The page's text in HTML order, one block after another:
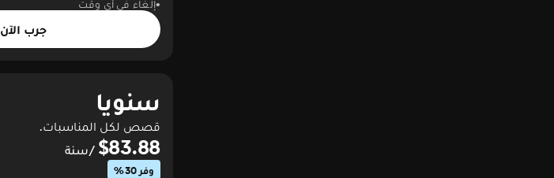
إلغاء في أي وقت
جرب الآن
سنويا
قصص لكل المناسبات.
$83.88 /سنة
وفر 30%